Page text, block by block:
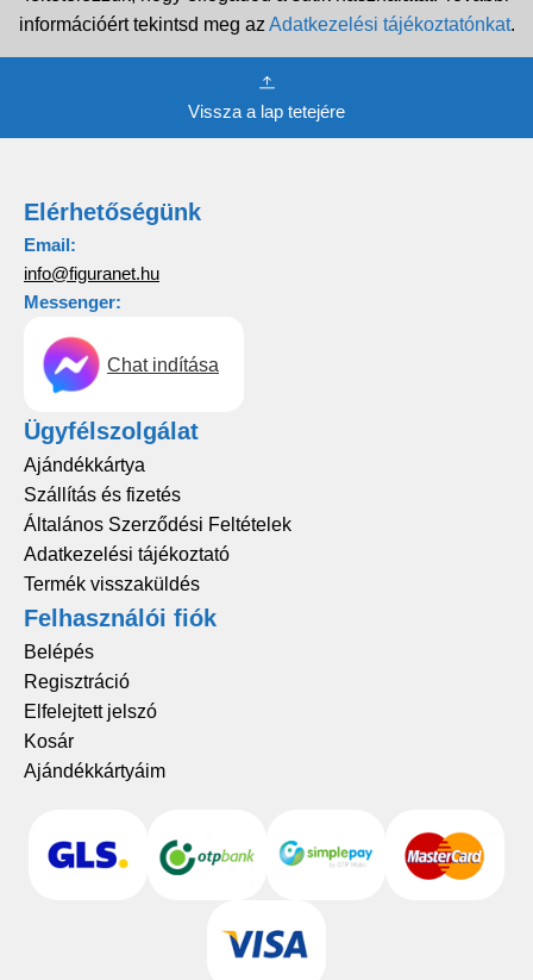
információért tekintsd meg az Adatkezelési tájékoztatónkat.
Vissza a lap tetejére
Elérhetőségünk
Email:
info@figuranet.hu
Messenger:
Chat indítása
Ügyfélszolgálat
Ajándékkártya
Szállítás és fizetés
Általános Szerződési Feltételek
Adatkezelési tájékoztató
Termék visszaküldés
Felhasználói fiók
Belépés
Regisztráció
Elfelejtett jelszó
Kosár
Ajándékkártyáim